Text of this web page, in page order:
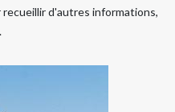
d'autres informations,